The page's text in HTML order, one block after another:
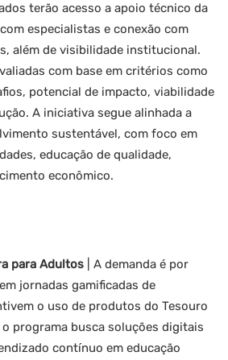
terão acesso a apoio técnico da
especialistas e conexão com
além de visibilidade institucional.
com base em critérios como
potencial de impacto, viabilidade
A iniciativa segue alinhada a
sustentável, com foco em
educação de qualidade,
econômico.
para Adultos | A demanda é por
jornadas gamificadas de
o uso de produtos do Tesouro
programa busca soluções digitais
contínuo em educação